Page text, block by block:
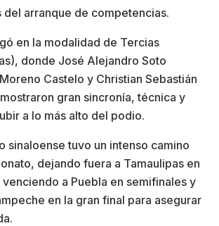
del arranque de competencias.
en la modalidad de Tercias
donde José Alejandro Soto
Castelo y Christian Sebastián
gran sincronía, técnica y
a lo más alto del podio.
sinaloense tuvo un intenso camino
dejando fuera a Tamaulipas en
a Puebla en semifinales y
en la gran final para asegurar